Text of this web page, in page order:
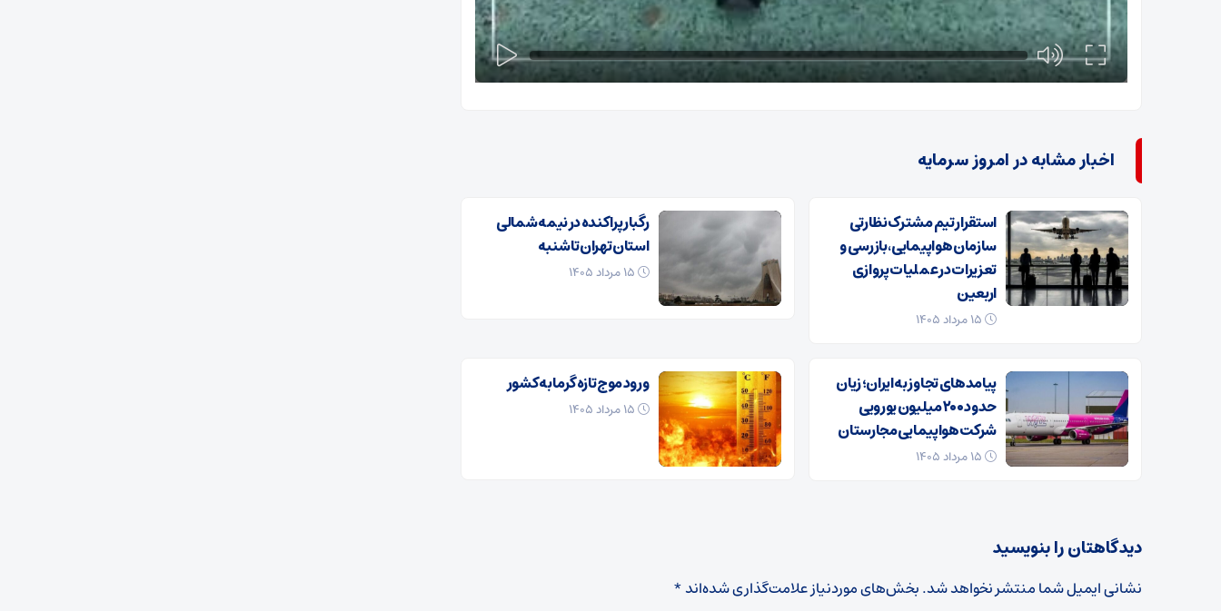
اخبار مشابه در امروز سرمایه
استقرار تیم مشترک نظارتی
سازمان هواپیمایی، بازرسی و
تعزیرات در عملیات پروازی
اربعین
رگبار پراکنده در نیمه شمالی
استان تهران تا شنبه
پیامدهای تجاوز به ایران؛ زیان
حدود ۲۰۰ میلیون یورویی
شرکت هواپیمایی مجارستان
ورود موج تازه گرما به کشور
دیدگاهتان را بنویسید
نشانی ایمیل شما منتشر نخواهد شد.بخش‌های موردنیاز علامت‌گذاری شده‌اند*